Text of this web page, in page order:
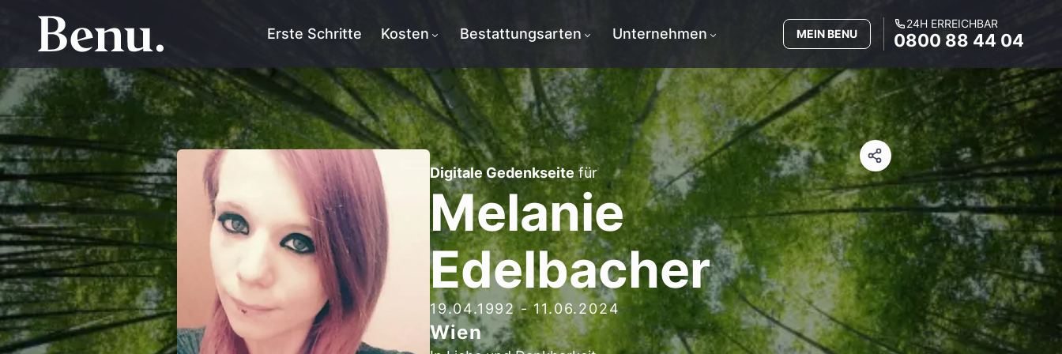
Erste Schritte Kosten Bestattungsarten Unternehmen MEIN BENU
24H ERREICHBAR
0800 88 44 04
Digitale Gedenkseitefür
Melanie
Edelbacher
19.04.1992-11.06.2024
Wien